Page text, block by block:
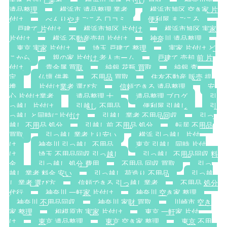
遺品整理
横浜市 遺品整理 業者
横浜市旭区 空き家 片
付け
べんりやまごころ 口コミ
便利屋 まごころ
戸建て 片付け
横浜市旭区 片付け
横浜市旭区 実家
片付け
横浜 不動産売却 片付け
神奈川 遺品整理
東京 実家 片付け
埼玉 戸建て 整理
実家 片付け ど
こから
親の家 片付け 老人ホーム
戸建て 売却 前 片
付け
貴金属 買取 純銀 花瓶 買取
純銀 査
定
仏壇 供養 不用品 買取
住友不動産 販売 提
携
片付け業者 選び方 信頼できる 遺品整理
安
心 片付け業者
遺品整理 士 遺品整理 ブログ
引
っ越し 片付け
引越し 不用品 便利屋 引越し
引
っ越しと同時に片付け
引越し 業者 不用品回収
引っ
越し 不用品 処分
引越し前 不用品 処分
転居 不用品
買取
引っ越し業者より安い
横浜 引っ越し 片付
け
神奈川 引っ越し 不用品
東京 引越し 同時 片付
け
埼玉 不用品回収 引っ越し
引っ越し 不用品回収 料
金
引っ越し 処分 費用 不用品 回収 買取
引っ
越し 業者 料金 安い
引っ越し 荷造り 不用品
引っ越
し 業者 選び方
信頼できる 引っ越し業者
不用品 処分
代行
神奈川 一軒家 片付け
神奈川 空き家 整理
神奈川 不用品回収
神奈川 家財 買取
川崎市 空き
家 整理
相模原市 実家 片付け
東京 一軒家 片付
け
東京 遺品整理 東京 空き家 整理 東京 不用